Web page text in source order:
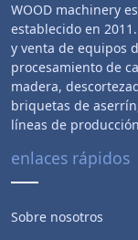
WOOD machinery
establecido en
y venta de equipos
procesamiento de
madera,
briquetas de
líneas de
enlaces rápidos
Sobre nosotros